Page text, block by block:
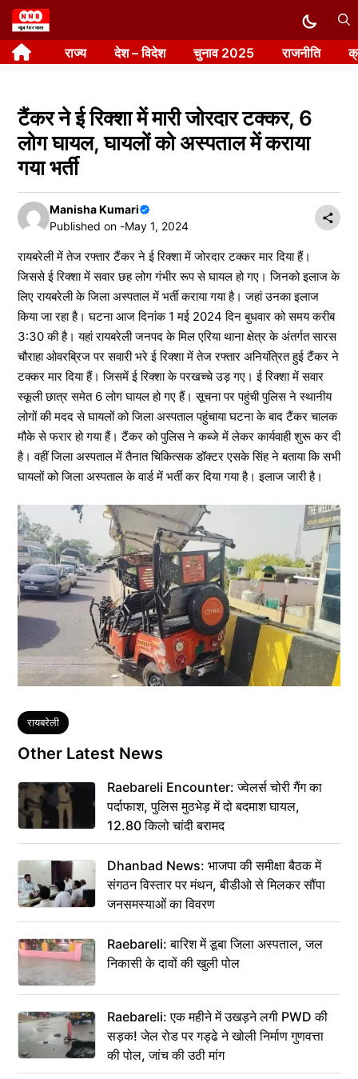
Skip
to
content राज्य देश – विदेश चुनाव 2025 राजनीति
टैंकर ने ई रिक्शा में मारी जोरदार टक्कर, 6
लोग घायल, घायलों को अस्पताल में कराया
गया भर्ती
Manisha Kumari
Published on -May 1, 2024
रायबरेली में तेज रफ्तार टैंकर ने ई रिक्शा में जोरदार टक्कर मार दिया हैं।
जिससे ई रिक्शा में सवार छह लोग गंभीर रूप से घायल हो गए। जिनको इलाज के
लिए रायबरेली के जिला अस्पताल में भर्ती कराया गया है। जहां उनका इलाज
किया जा रहा है। घटना आज दिनांक 1 मई 2024 दिन बुधवार को समय करीब
3:30 की है। यहां रायबरेली जनपद के मिल एरिया थाना क्षेत्र के अंतर्गत सारस
चौराहा ओवरब्रिज पर सवारी भरे ई रिक्शा में तेज रफ्तार अनियंत्रित हुई टैंकर ने
टक्कर मार दिया हैं। जिसमें ई रिक्शा के परखच्चे उड़ गए। ई रिक्शा में सवार
स्कूली छात्र समेत 6 लोग घायल हो गए हैं। सूचना पर पहुंची पुलिस ने स्थानीय
लोगों की मदद से घायलों को जिला अस्पताल पहुंचाया घटना के बाद टैंकर चालक
मौके से फरार हो गया हैं। टैंकर को पुलिस ने कब्जे में लेकर कार्यवाही शुरू कर दी
है। वहीं जिला अस्पताल में तैनात चिकित्सक डॉक्टर एसके सिंह ने बताया कि सभी
घायलों को जिला अस्पताल के वार्ड में भर्ती कर दिया गया है। इलाज जारी है।
Tags
रायबरेली
Other Latest News
Raebareli Encounter: ज्वेलर्स चोरी गैंग का
पर्दाफाश, पुलिस मुठभेड़ में दो बदमाश घायल,
12.80 किलो चांदी बरामद
Dhanbad News: भाजपा की समीक्षा बैठक में
संगठन विस्तार पर मंथन, बीडीओ से मिलकर सौंपा
जनसमस्याओं का विवरण
Raebareli: बारिश में डूबा जिला अस्पताल, जल
निकासी के दावों की खुली पोल
Raebareli: एक महीने में उखड़ने लगी PWD की
सड़क! जेल रोड पर गड्ढे ने खोली निर्माण गुणवत्ता
की पोल, जांच की उठी मांग